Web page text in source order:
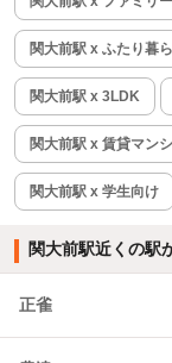
関大前駅 x ふたり暮
関大前駅 x 3LDK
関大前駅 x 賃貸マン
関大前駅 x 学生向け
関大前駅近くの駅
正雀